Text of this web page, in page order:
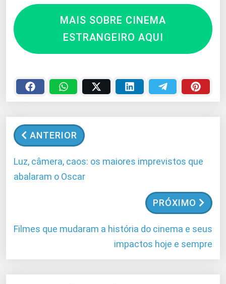
MAIS SOBRE CINEMA
ESTRANGEIRO AQUI
ANTERIOR
Luz, câmera, caos: os maiores imprevistos que
abalaram o Oscar
PRÓXIMO
Filmes que mudaram a história do cinema e seus
impactos hoje e sempre